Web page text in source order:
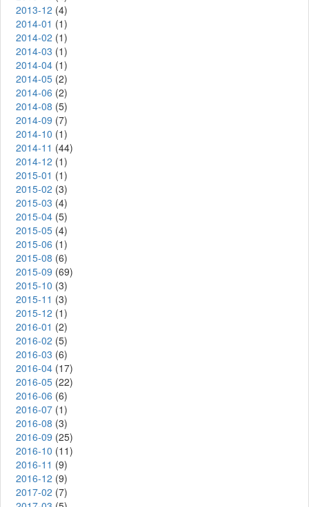
2013-12 (4)
2014-01 (1)
2014-02 (1)
2014-03 (1)
2014-04 (1)
2014-05 (2)
2014-06 (2)
2014-08 (5)
2014-09 (7)
2014-10 (1)
2014-11 (44)
2014-12 (1)
2015-01 (1)
2015-02 (3)
2015-03 (4)
2015-04 (5)
2015-05 (4)
2015-06 (1)
2015-08 (6)
2015-09 (69)
2015-10 (3)
2015-11 (3)
2015-12 (1)
2016-01 (2)
2016-02 (5)
2016-03 (6)
2016-04 (17)
2016-05 (22)
2016-06 (6)
2016-07 (1)
2016-08 (3)
2016-09 (25)
2016-10 (11)
2016-11 (9)
2016-12 (9)
2017-02 (7)